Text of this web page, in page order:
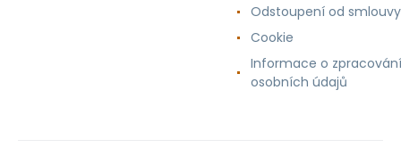
Odstoupení od smlouvy
Cookie
Informace o zpracování
osobních údajů